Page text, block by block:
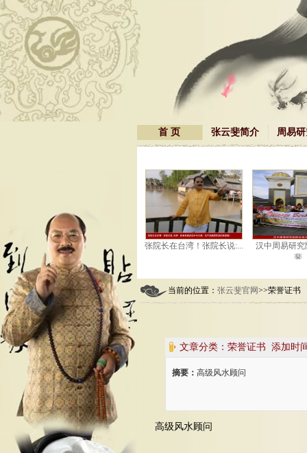
首 页 张云斐简介 周易
电视台在采访张院长！ 张院长在台湾！张院长说:...
汉中周易研究院院
当前的位置： 张云斐官网>>荣誉证书
文章分类：荣誉证书 添加时
摘要：高级风水顾问
高级风水顾问